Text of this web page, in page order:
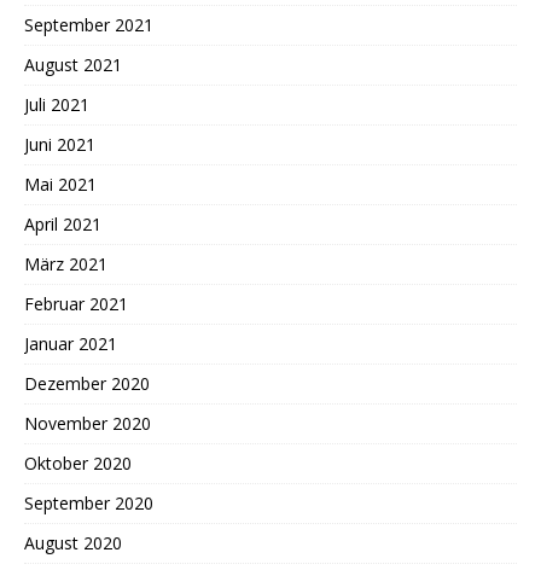
September 2021
August 2021
Juli 2021
Juni 2021
Mai 2021
April 2021
März 2021
Februar 2021
Januar 2021
Dezember 2020
November 2020
Oktober 2020
September 2020
August 2020